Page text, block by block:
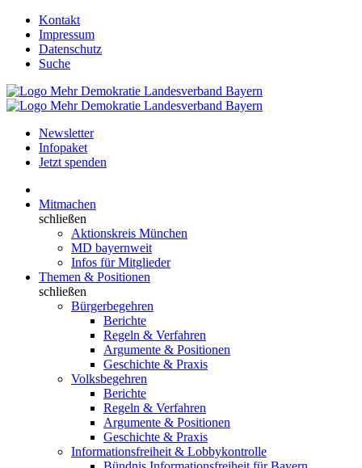
Kontakt
Impressum
Datenschutz
Suche
Newsletter
Infopaket
Jetzt spenden
Mitmachen
schließen
Aktionskreis München
MD bayernweit
Infos für Mitglieder
Themen & Positionen
schließen
Bürgerbegehren
Berichte
Regeln & Verfahren
Argumente & Positionen
Geschichte & Praxis
Volksbegehren
Berichte
Regeln & Verfahren
Argumente & Positionen
Geschichte & Praxis
Informationsfreiheit & Lobbykontrolle